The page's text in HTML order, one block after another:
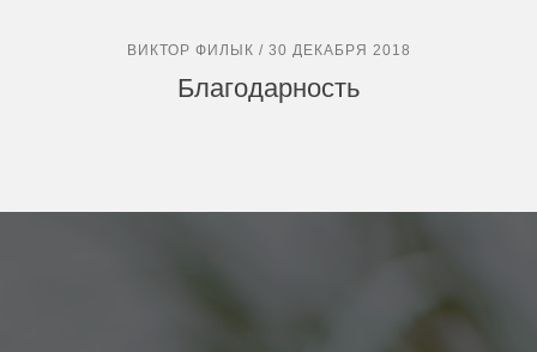
ВИКТОР ФИЛЫК / 30 ДЕКАБРЯ 2018
Благодарность